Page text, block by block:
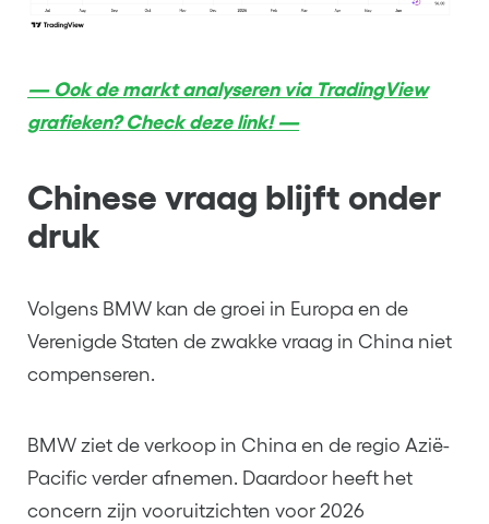
— Ook de markt analyseren via TradingView
grafieken? Check deze link! —
Chinese vraag blijft onder
druk
Volgens BMW kan de groei in Europa en de
Verenigde Staten de zwakke vraag in China niet
compenseren.
BMW ziet de verkoop in China en de regio Azië-
Pacific verder afnemen. Daardoor heeft het
concern zijn vooruitzichten voor 2026